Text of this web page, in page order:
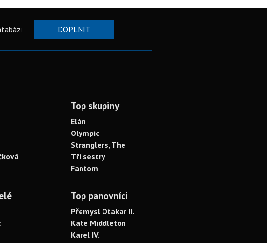
DOPLNIT
Top skupiny
Elán
Olympic
Stranglers, The
Tři sestry
Fantom
Top panovníci
Přemysl Otakar II.
Kate Middleton
Karel IV.